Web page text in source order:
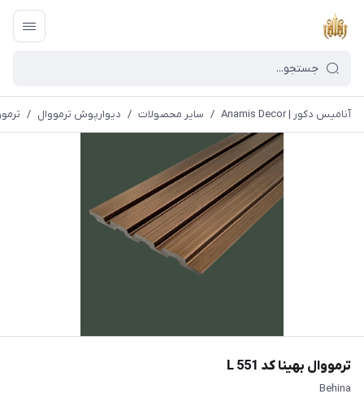
آنامیس دکور | Anamis Decor / سایر محصولات / دیوارپوش ترمووال /
ترمووال بهینا کد L 551
Behina